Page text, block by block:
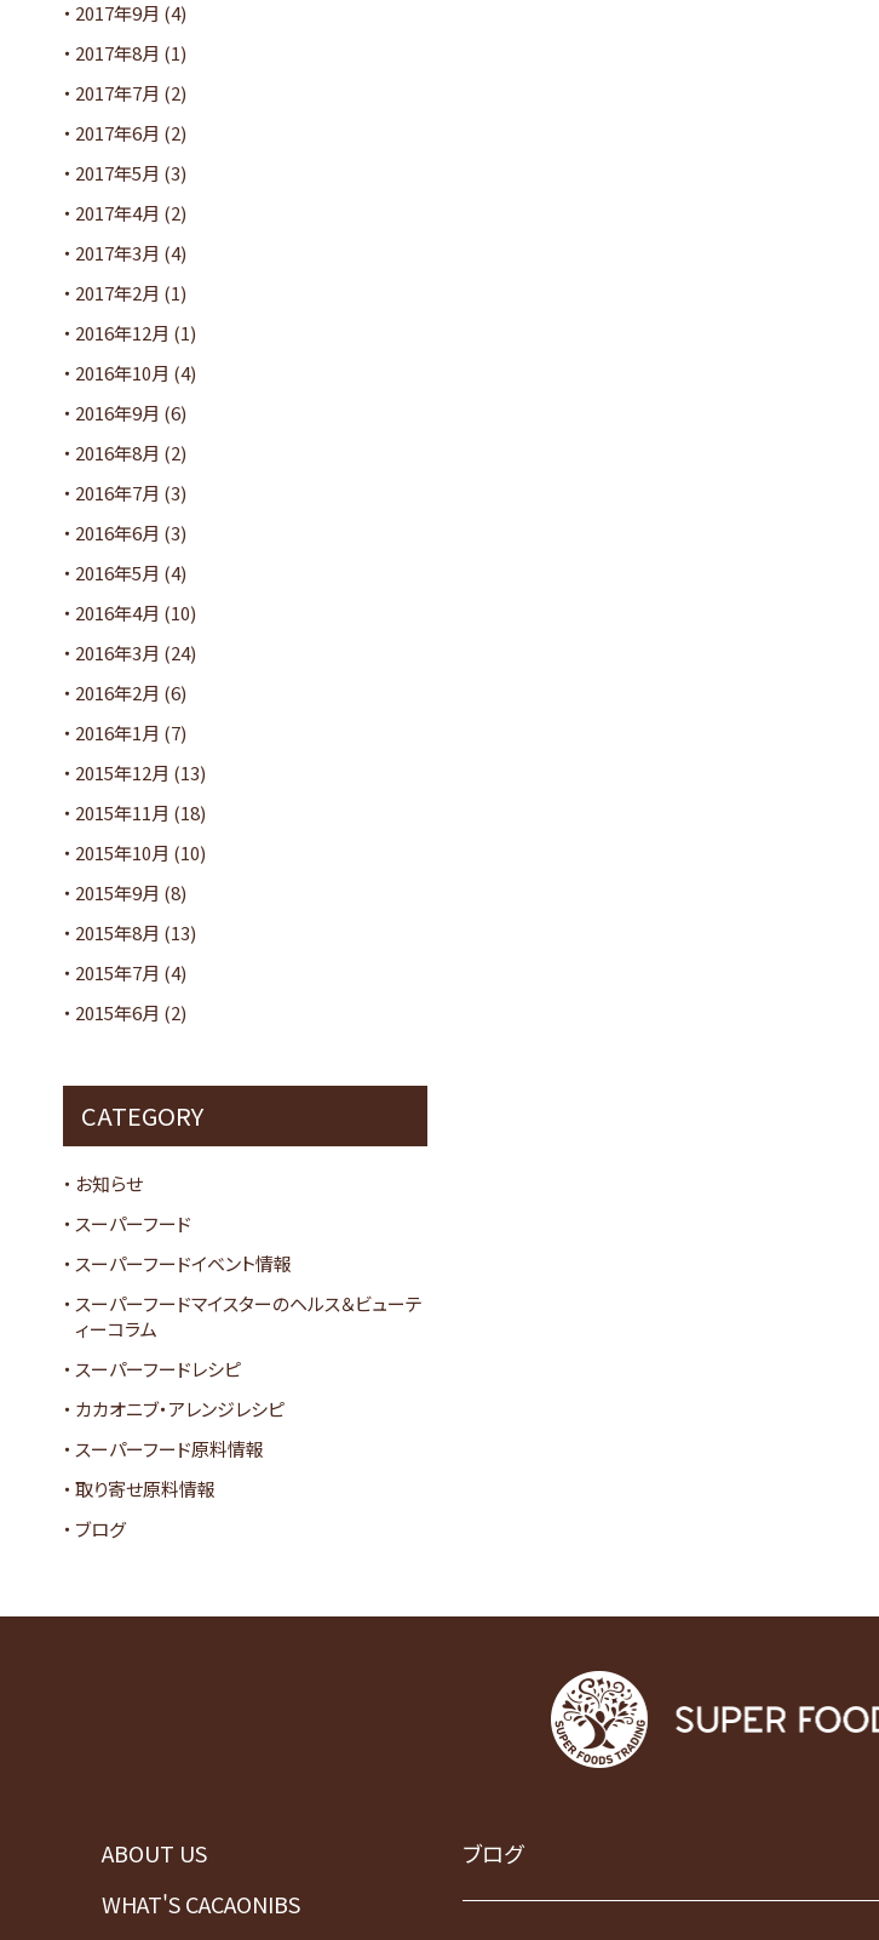
2017年9月 (4)
2017年8月 (1)
2017年7月 (2)
2017年6月 (2)
2017年5月 (3)
2017年4月 (2)
2017年3月 (4)
2017年2月 (1)
2016年12月 (1)
2016年10月 (4)
2016年9月 (6)
2016年8月 (2)
2016年7月 (3)
2016年6月 (3)
2016年5月 (4)
2016年4月 (10)
2016年3月 (24)
2016年2月 (6)
2016年1月 (7)
2015年12月 (13)
2015年11月 (18)
2015年10月 (10)
2015年9月 (8)
2015年8月 (13)
2015年7月 (4)
2015年6月 (2)
CATEGORY
お知らせ
スーパーフード
スーパーフードイベント情報
スーパーフードマイスターのヘルス＆ビューテ
ィーコラム
スーパーフードレシピ
カカオニブ・アレンジレシピ
スーパーフード原料情報
取り寄せ原料情報
ブログ
ABOUT US
WHAT'S CACAONIBS
ブログ